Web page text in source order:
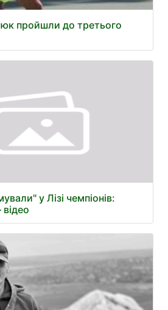
пройшли до третього
у Лізі чемпіонів: